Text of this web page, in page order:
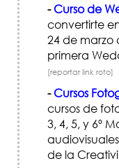
-Curso de
convertirte
24 de marzo
primera
[reportar link roto]
-Cursos
cursos de
3, 4, 5, y 6º
de la